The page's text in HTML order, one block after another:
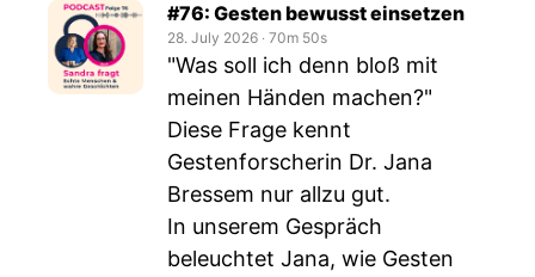
#76: Gesten bewusst einsetzen
28. July 2026 ‧ 70m 50s
"Was soll ich denn bloß mit
meinen Händen machen?"
Diese Frage kennt
Gestenforscherin Dr. Jana
Bressem nur allzu gut.
In unserem Gespräch
beleuchtet Jana, wie Gesten